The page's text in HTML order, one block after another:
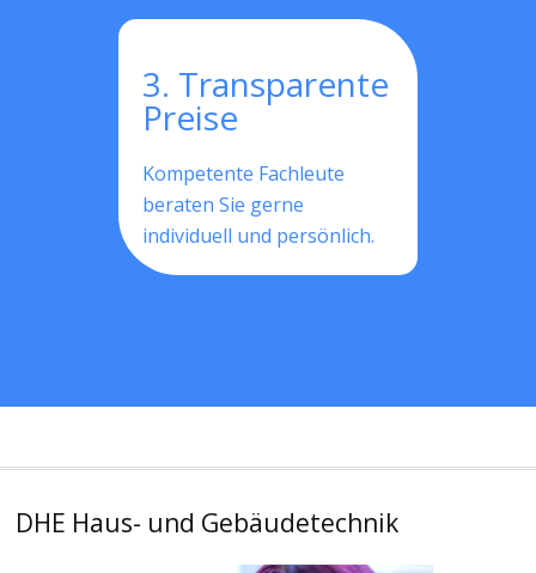
3. Transparente
Preise
Kompetente Fachleute
beraten Sie gerne
individuell und persönlich.
DHE Haus- und Gebäudetechnik